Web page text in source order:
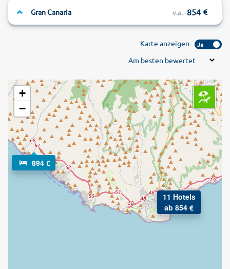
Gran Canaria v.a. 854
Karte anzeigen Ja
Am besten bewertet
894 €
11 Hotels
ab 854 €
+
−